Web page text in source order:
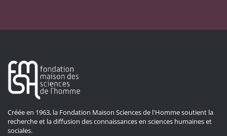
Créée en 1963, la Fondation Maison Sciences de l'Homme soutient la
recherche et la diffusion des connaissances en sciences humaines et
sociales.